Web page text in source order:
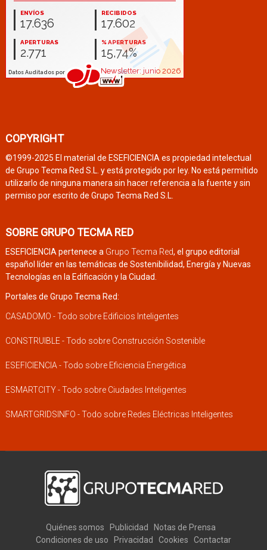
COPYRIGHT
©1999-2025 El material de ESEFICIENCIA es propiedad intelectual
de Grupo Tecma Red S.L. y está protegido por ley. No está permitido
utilizarlo de ninguna manera sin hacer referencia a la fuente y sin
permiso por escrito de Grupo Tecma Red S.L.
SOBRE GRUPO TECMA RED
ESEFICIENCIA pertenece a Grupo Tecma Red, el grupo editorial
español líder en las temáticas de Sostenibilidad, Energía y Nuevas
Tecnologías en la Edificación y la Ciudad.
Portales de Grupo Tecma Red:
CASADOMO - Todo sobre Edificios Inteligentes
CONSTRUIBLE - Todo sobre Construcción Sostenible
ESEFICIENCIA - Todo sobre Eficiencia Energética
ESMARTCITY - Todo sobre Ciudades Inteligentes
SMARTGRIDSINFO - Todo sobre Redes Eléctricas Inteligentes
Quiénes somos Publicidad
Notas de Prensa
Condiciones de uso
Privacidad Cookies Contactar